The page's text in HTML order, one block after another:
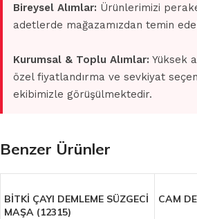
Bireysel Alımlar: Ürünlerimizi
adetlerde mağazamızdan temin
Kurumsal & Toplu Alımlar: Yüksek
özel fiyatlandırma ve sevkiyat
ekibimizle görüşülmektedir.
Benzer Ürünler
BİTKİ ÇAYI DEMLEME SÜZGECİ
MAŞA (12315)
CAM